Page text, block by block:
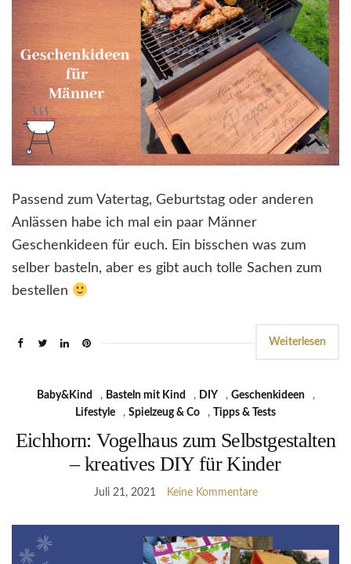
Passend zum Vatertag, Geburtstag oder anderen
Anlässen habe ich mal ein paar Männer
Geschenkideen für euch. Ein bisschen was zum
selber basteln, aber es gibt auch tolle Sachen zum
bestellen
Weiterlesen
Baby&Kind , Basteln mit Kind , DIY , Geschenkideen
,
Lifestyle
, Spielzeug & Co , Tipps & Tests
Eichhorn: Vogelhaus zum Selbstgestalten
– kreatives DIY für Kinder
Juli 21, 2021 Keine Kommentare